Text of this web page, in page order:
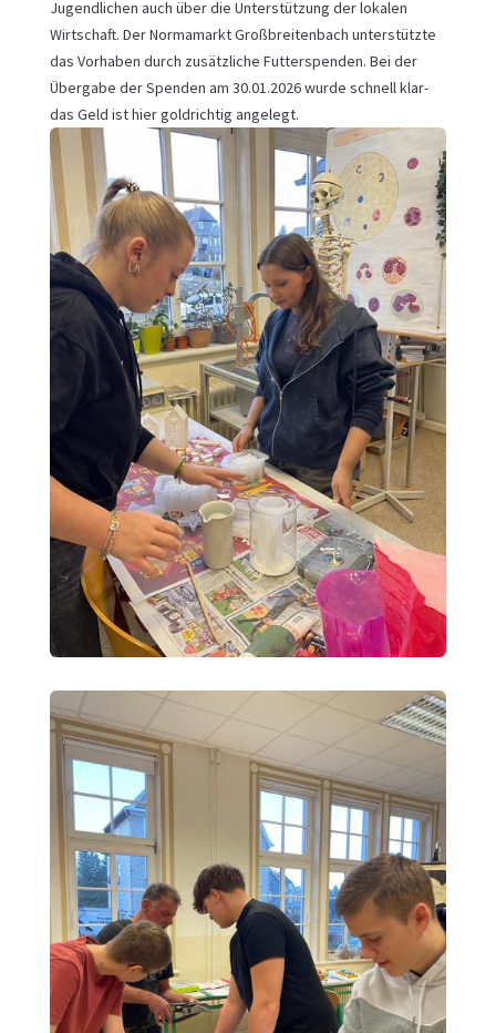
Jugendlichen auch über die Unterstützung der lokalen
Wirtschaft. Der Normamarkt Großbreitenbach unterstützte
das Vorhaben durch zusätzliche Futterspenden. Bei der
Übergabe der Spenden am 30.01.2026 wurde schnell klar-
das Geld ist hier goldrichtig angelegt.